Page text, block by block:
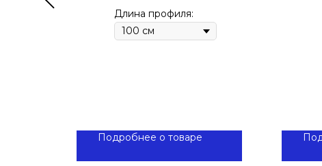
Длина профиля:
Подробнее о товаре